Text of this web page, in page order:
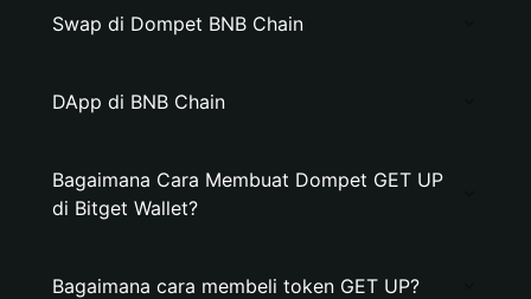
Swap di Dompet BNB Chain
DApp di BNB Chain
Bagaimana Cara Membuat Dompet GET UP
di Bitget Wallet?
Bagaimana cara membeli token GET UP?